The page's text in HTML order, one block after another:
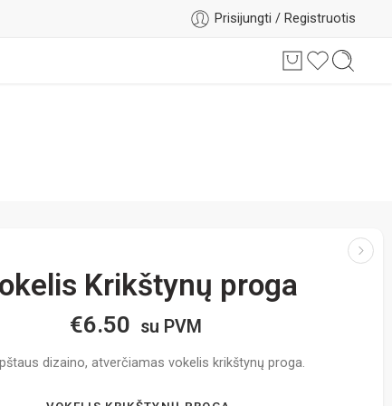
Prisijungti / Registruotis
Krikštynų proga
€6.50 su PVM
dizaino, atverčiamas vokelis krikštynų proga.